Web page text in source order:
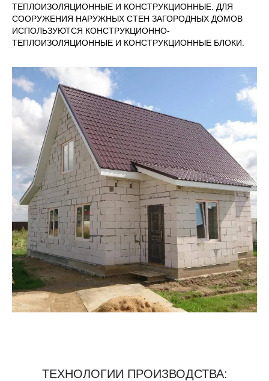
ТЕПЛОИЗОЛЯЦИОННЫЕ И КОНСТРУКЦИОННЫЕ. ДЛЯ
СООРУЖЕНИЯ НАРУЖНЫХ СТЕН ЗАГОРОДНЫХ ДОМОВ
ИСПОЛЬЗУЮТСЯ КОНСТРУКЦИОННО-
ТЕПЛОИЗОЛЯЦИОННЫЕ И КОНСТРУКЦИОННЫЕ БЛОКИ.
ТЕХНОЛОГИИ ПРОИЗВОДСТВА: